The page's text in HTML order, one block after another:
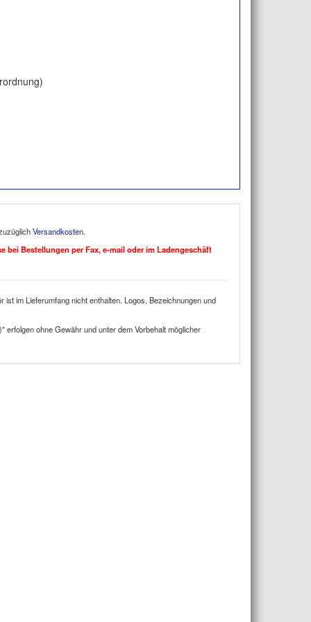
Versandkosten.
bei Bestellungen per Fax, e-mail oder im Ladengeschäft
im Lieferumfang nicht enthalten. Logos, Bezeichnungen und
ohne Gewähr und unter dem Vorbehalt möglicher